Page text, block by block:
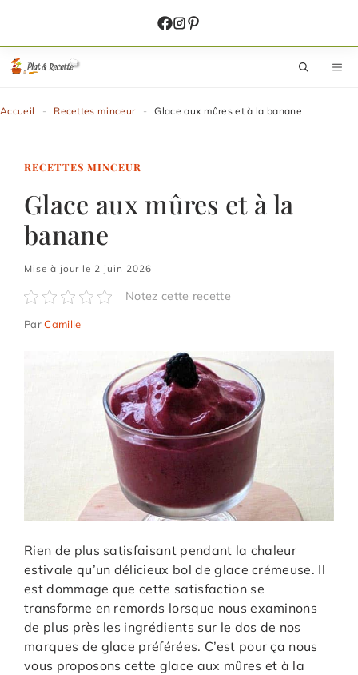
contenu
Accueil - Recettes minceur - Glace aux mûres et à la banane
RECETTES MINCEUR
Glace aux mûres et à la
banane
Mise à jour le 2 juin 2026
Notez cette recette
ParCamille
Rien de plus satisfaisant pendant la chaleur
estivale qu’un délicieux bol de glace crémeuse. Il
est dommage que cette satisfaction se
transforme en remords lorsque nous examinons
de plus près les ingrédients sur le dos de nos
marques de glace préférées. C’est pour ça nous
vous proposons cette glace aux mûres et à la